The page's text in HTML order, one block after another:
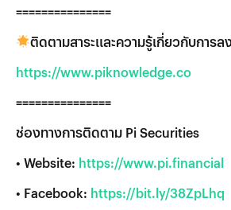
===============
ติดตามสาระและความรู้เกี่ยวกับการล
https://www.piknowledge.co
===============
ช่องทางการติดตาม Pi Securities
• Website: https://www.pi.financial
• Facebook: https://bit.ly/38ZpLhq